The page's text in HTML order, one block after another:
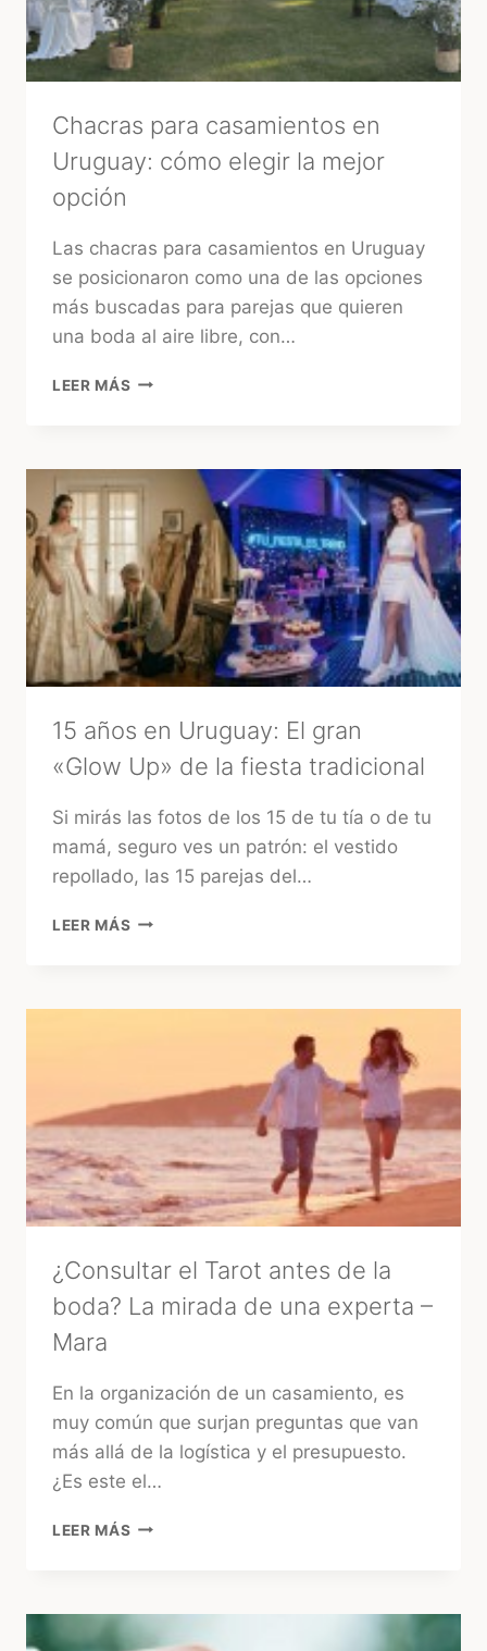
Chacras para casamientos en
Uruguay: cómo elegir la mejor
opción
Las chacras para casamientos en Uruguay
se posicionaron como una de las opciones
más buscadas para parejas que quieren
una boda al aire libre, con…
LEER MÁS CHACRAS
URUGUAY:
CÓMO
ELEGIR
LA
MEJOR
OPCIÓN
15 años en Uruguay: El gran
«Glow Up» de la fiesta tradicional
Si mirás las fotos de los 15 de tu tía o de tu
mamá, seguro ves un patrón: el vestido
repollado, las 15 parejas del…
LEER MÁS 15
EL
DE
LA
TRADICIONAL
¿Consultar el Tarot antes de la
boda? La mirada de una experta –
Mara
En la organización de un casamiento, es
muy común que surjan preguntas que van
más allá de la logística y el presupuesto.
¿Es este el…
LEER MÁS ¿CONSULTAR
DE